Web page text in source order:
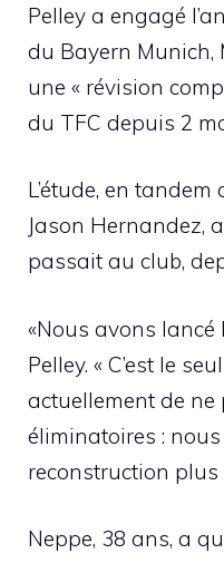
Pelley a engagé
du Bayern Munich,
une « révision
du TFC depuis 2
L’étude, en
Jason Hernandez,
passait au club,
«Nous avons lancé
Pelley. « C’est le
actuellement de
éliminatoires :
reconstruction plus
Neppe, 38 ans, a